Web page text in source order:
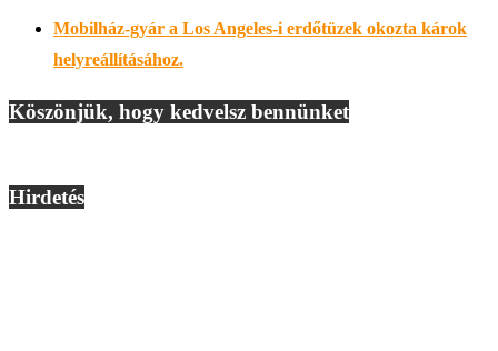
Mobilház-gyár a Los Angeles-i erdőtüzek okozta károk
helyreállításához.
Köszönjük, hogy kedvelsz bennünket
Hirdetés